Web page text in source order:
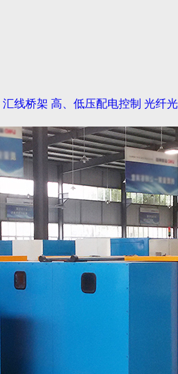
汇线桥架 高、低压配电控制 光纤